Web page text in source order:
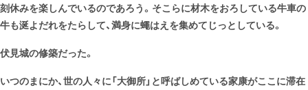
刻休みを楽しんでいるのであろう。そこらに材木をおろしている牛車の
牛も涎よだれをたらして、満身に蠅はえを集めてじっとしている。
伏見城の修築だった。
いつのまにか、世の人々に「大御所」と呼ばしめている家康がここに滞在